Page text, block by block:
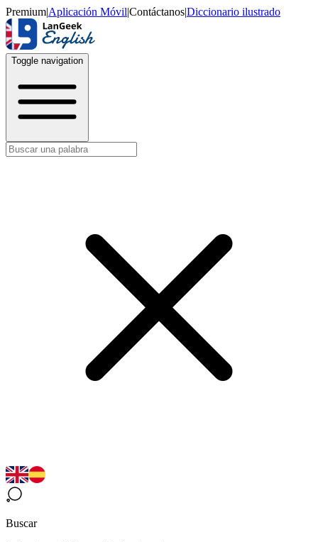
Premium|Aplicación Móvil|Contáctanos|Diccionario ilustrado
Toggle navigation
Buscar